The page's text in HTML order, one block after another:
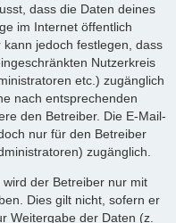
dass die Daten deines
im Internet öffentlich
jedoch festlegen, dass
Nutzerkreis
etc.) zugänglich
nach entsprechenden
den Betreiber. Die E-Mail-
nur für den Betreiber
zugänglich.
der Betreiber nur mit
Dies gilt nicht, sofern er
Weitergabe der Daten (z.